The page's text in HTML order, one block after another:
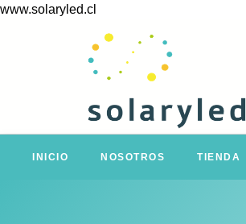
www.solaryled.cl
INICIO NOSOTROS TIENDA